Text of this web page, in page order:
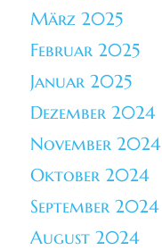
März 2025
Februar 2025
Januar 2025
Dezember 2024
November 2024
Oktober 2024
September 2024
August 2024